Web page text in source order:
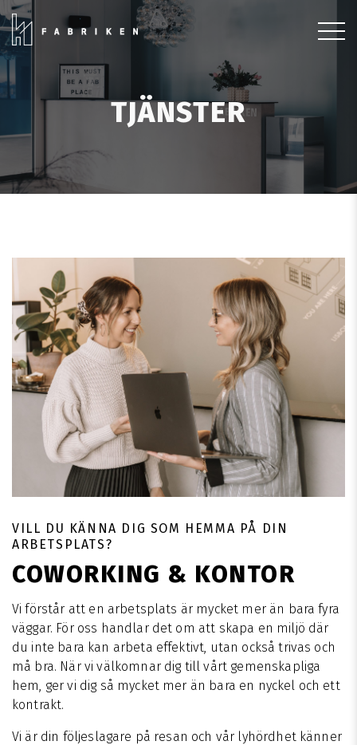
TJÄNSTER
VILL DU KÄNNA DIG SOM HEMMA PÅ DIN
ARBETSPLATS?
COWORKING & KONTOR
Vi förstår att en arbetsplats är mycket mer än bara fyra
väggar. För oss handlar det om att skapa en miljö där
du inte bara kan arbeta effektivt, utan också trivas och
må bra. När vi välkomnar dig till vårt gemenskapliga
hem, ger vi dig så mycket mer än bara en nyckel och ett
kontrakt.
Vi är din följeslagare på resan och vår lyhördhet känner